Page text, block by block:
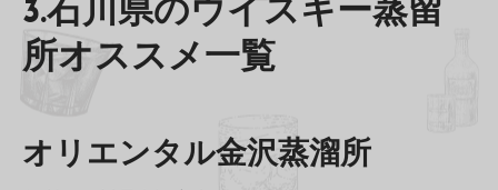
3.石川県のウイスキー蒸留
所オススメ一覧
オリエンタル金沢蒸溜所